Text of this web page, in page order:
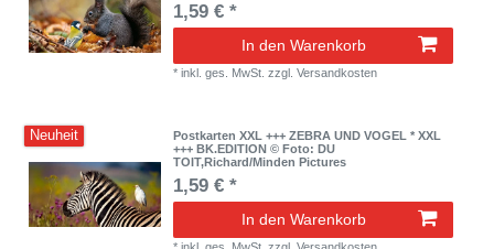
1,59 € *
In den Warenkorb
*inkl. ges. MwSt. zzgl.Versandkosten
Neuheit
Postkarten XXL +++ ZEBRA UND VOGEL * XXL
+++ BK.EDITION © Foto: DU
TOIT,Richard/Minden Pictures
1,59 € *
In den Warenkorb
*inkl. ges. MwSt. zzgl.Versandkosten